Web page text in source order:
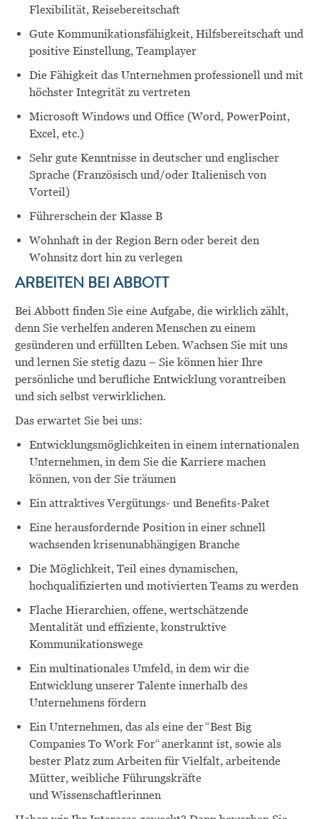
Flexibilität, Reisebereitschaft
Gute Kommunikationsfähigkeit, Hilfsbereitschaft und
positive Einstellung, Teamplayer
Die Fähigkeit das Unternehmen professionell und mit
höchster Integrität zu vertreten
Microsoft Windows und Office (Word, PowerPoint,
Excel, etc.)
Sehr gute Kenntnisse in deutscher und englischer
Sprache (Französisch und/oder Italienisch von
Vorteil)
Führerschein der Klasse B
Wohnhaft in der Region Bern oder bereit den
Wohnsitz dort hin zu verlegen
ARBEITEN BEI ABBOTT
Bei Abbott finden Sie eine Aufgabe, die wirklich zählt,
denn Sie verhelfen anderen Menschen zu einem
gesünderen und erfüllten Leben. Wachsen Sie mit uns
und lernen Sie stetig dazu – Sie können hier Ihre
persönliche und berufliche Entwicklung vorantreiben
und sich selbst verwirklichen.
Das erwartet Sie bei uns:
Entwicklungsmöglichkeiten in einem internationalen
Unternehmen, in dem Sie die Karriere machen
können, von der Sie träumen
Ein attraktives Vergütungs- und Benefits-Paket
Eine herausfordernde Position in einer schnell
wachsenden krisenunabhängigen Branche
Die Möglichkeit, Teil eines dynamischen,
hochqualifizierten und motivierten Teams zu werden
Flache Hierarchien, offene, wertschätzende
Mentalität und effiziente, konstruktive
Kommunikationswege
Ein multinationales Umfeld, in dem wir die
Entwicklung unserer Talente innerhalb des
Unternehmens fördern
Ein Unternehmen, das als eine der “Best Big
Companies To Work For“ anerkannt ist, sowie als
bester Platz zum Arbeiten für Vielfalt, arbeitende
Mütter, weibliche Führungskräfte
und Wissenschaftlerinnen